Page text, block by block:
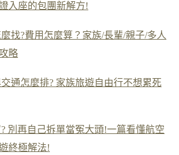
入座的包團新解方!
找?費用怎麼算？家族/長輩/親子/多人
略
通怎麼排? 家族旅遊自由行不想累死
別再自己拆單當冤大頭!一篇看懂航空
終極解法!